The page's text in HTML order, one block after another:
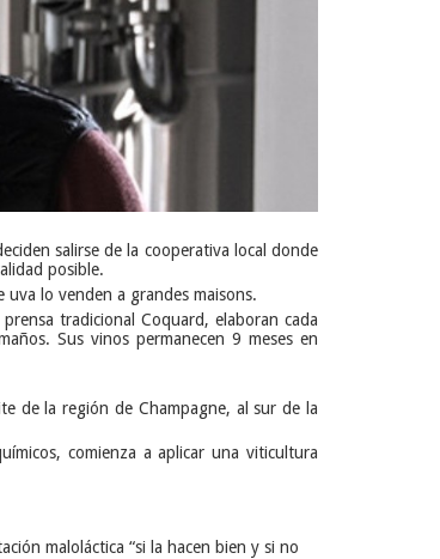
salirse de la cooperativa local donde
posible.
lo venden a grandes maisons.
tradicional Coquard, elaboran cada
Sus vinos permanecen 9 meses en
de la región de Champagne, al sur de la
comienza a aplicar una viticultura
maloláctica “si la hacen bien y si no